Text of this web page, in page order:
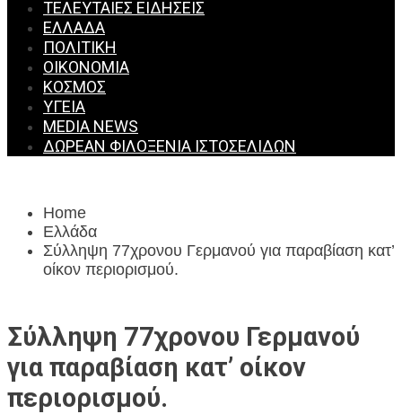
ΤΕΛΕΥΤΑΊΕΣ ΕΙΔΉΣΕΙΣ
ΕΛΛΆΔΑ
ΠΟΛΙΤΙΚΉ
ΟΙΚΟΝΟΜΊΑ
ΚΌΣΜΟΣ
ΥΓΕΊΑ
MEDIA NEWS
ΔΩΡΕΆΝ ΦΙΛΟΞΕΝΊΑ ΙΣΤΟΣΕΛΊΔΩΝ
Home
Ελλάδα
Σύλληψη 77χρονου Γερμανού για παραβίαση κατ’
οίκον περιορισμού.
Σύλληψη 77χρονου Γερμανού
για παραβίαση κατ’ οίκον
περιορισμού.